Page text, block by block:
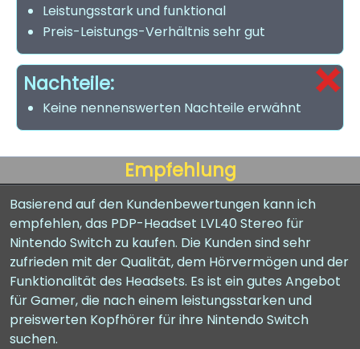
Leistungsstark und funktional
Preis-Leistungs-Verhältnis sehr gut
Nachteile:
Keine nennenswerten Nachteile erwähnt
Empfehlung
Basierend auf den Kundenbewertungen kann ich
empfehlen, das PDP-Headset LVL40 Stereo für
Nintendo Switch zu kaufen. Die Kunden sind sehr
zufrieden mit der Qualität, dem Hörvermögen und der
Funktionalität des Headsets. Es ist ein gutes Angebot
für Gamer, die nach einem leistungsstarken und
preiswerten Kopfhörer für ihre Nintendo Switch
suchen.